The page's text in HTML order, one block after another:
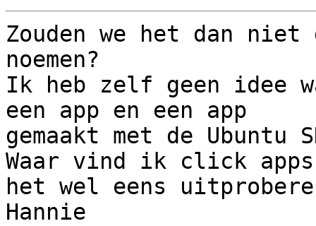
Zouden we het dan niet
noemen?
Ik heb zelf geen idee
een app en een app
gemaakt met de Ubuntu
Waar vind ik click
het wel eens
Hannie